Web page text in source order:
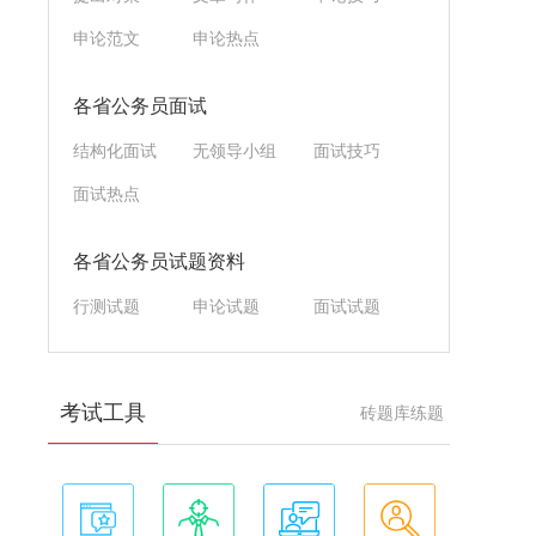
申论范文 申论热点
各省公务员面试
结构化面试 无领导小组 面试技巧
面试热点
各省公务员试题资料
行测试题 申论试题 面试试题
砖题库练题
考试工具